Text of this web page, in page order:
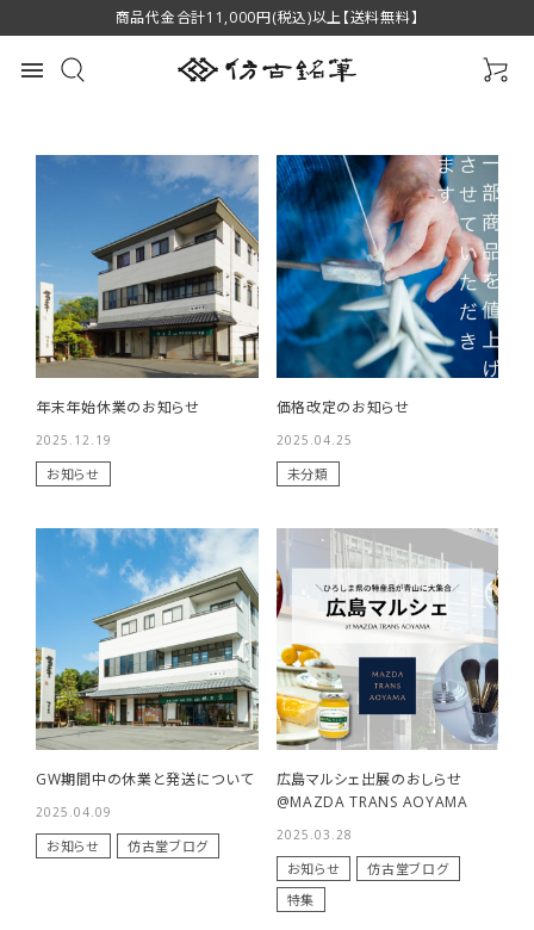
商品代金合計11,000円(税込)以上【送料無料】
menu
最近チェックした商品
萌 スクリューブラ
ズ 熊野筆 化粧筆
筆匠 仿古堂
1,650円(税込)
favorite
緑風 中 伝統工芸
萌 眉ブラシ＆コ
ーズ 熊野筆 化粧
筆 筆匠 仿古堂
1,760円(税込)
商品一覧
用途で選ぶ
私たちについて
ご利用ガイド
プライバシーポリシー
特定商取引法について
年末年始休業のお知らせ
2025.12.19
お知らせ
価格改定のお知らせ
2025.04.25
未分類
GW期間中の休業と発送について
2025.04.09
お知らせ 仿古堂ブログ
広島マルシェ出展のおしらせ
@MAZDA TRANS AOYAMA
2025.03.28
お知らせ
仿古堂ブログ
特集